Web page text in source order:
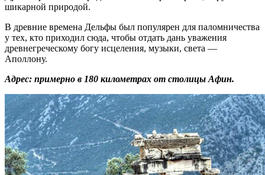
Театр в Эпидавре — один из самых древних на планете. Это
сооружение было посвящено знаменитому богу медицины
Асклепию.
Театр датируется 4-м веком. Сидя на каменных ярусах вы
можете представлять себе, что смотрите представление в
старые годы.
Адрес: город Эпидавр, северо-восточная часть полуострова
Пелопоннес.